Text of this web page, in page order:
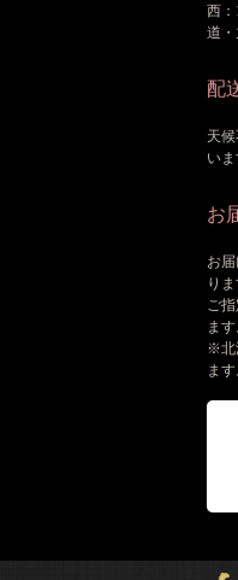
西
道
配
天
い
お
お
りま
ご
ます
※北
ます